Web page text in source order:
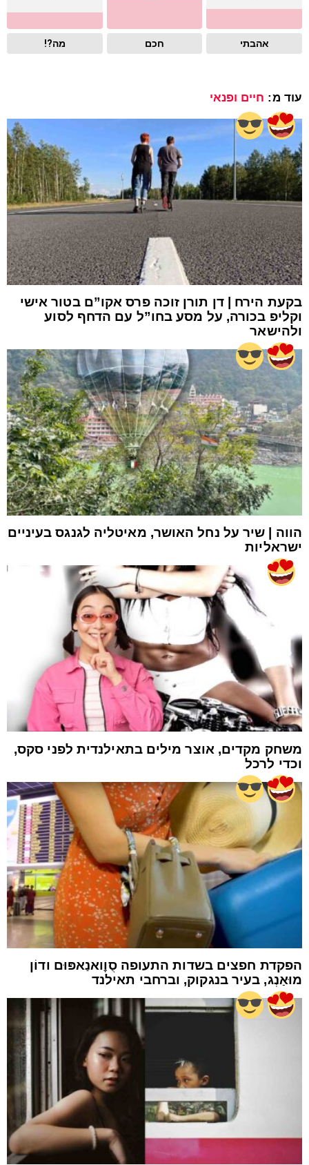
אהבתי חכם מה?!
עוד מ: חיים ופנאי
בקעת הירח | דן תורן זוכה פרס אקו”ם בטור אישי
וקליפ בכורה, על מסע בחו”ל עם הדחף לסוע
ולהישאר
הווה | שיר על נחל האושר, מאיטליה לגנגס בעיניים
ישראליות
משחק מקדים, אוצר מילים בתאילנדית לפני סקס,
וכדי לרכל
הפקדת חפצים בשדות התעופה סֻוׇואנַאפּוּם ודוֹן
מוּאַנְג, בעיר בנגקוק, וברחבי תאילנד